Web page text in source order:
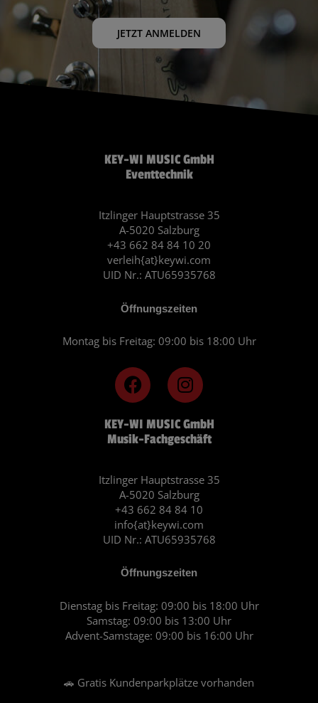
JETZT ANMELDEN
KEY-WI MUSIC GmbH
Musik-Fachgeschäft
Itzlinger Hauptstrasse 35
A-5020 Salzburg
+43 662 84 84 10
info{at}keywi.com
UID Nr.: ATU65935768
Öffnungszeiten
Dienstag bis Freitag: 09:00 bis 18:00 Uhr
Samstag: 09:00 bis 13:00 Uhr
Advent-Samstage: 09:00 bis 16:00 Uhr
🚗 Gratis Kundenparkplätze vorhanden
F
a
c
e
b
o
k
I
n
s
t
a
r
a
m
KEY-WI MUSIC GmbH
Eventtechnik
Itzlinger Hauptstrasse 35
A-5020 Salzburg
+43 662 84 84 10 20
verleih{at}keywi.com
UID Nr.: ATU65935768
Öffnungszeiten
Montag bis Freitag: 09:00 bis 18:00 Uhr